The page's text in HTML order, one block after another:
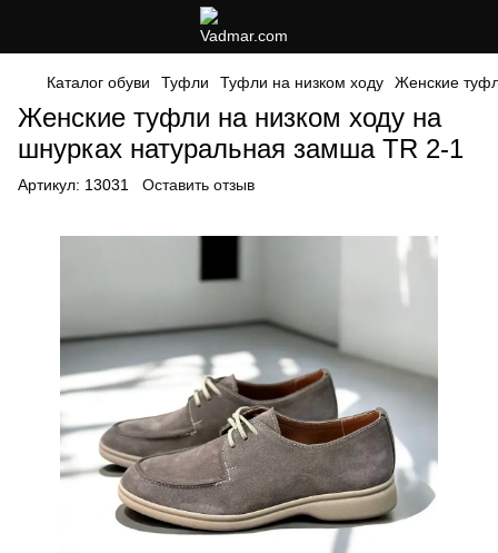
Каталог обуви Туфли Туфли на низком ходу Женские
Женские туфли на низком ходу на
шнурках натуральная замша TR 2-1
Артикул: 13031 Оставить отзыв